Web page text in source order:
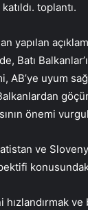
toplantı.
yapılan
Batı
AB’ye uyum
önemi
ve
hızlandırmak